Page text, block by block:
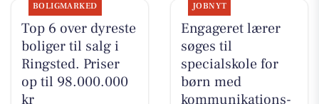
BOLIGMARKED
Top 6 over dyreste
boliger til salg i
Ringsted. Priser
op til 98.000.000
kr
JOBNYT
Engageret lærer
søges til
specialskole for
børn med
kommunikations-